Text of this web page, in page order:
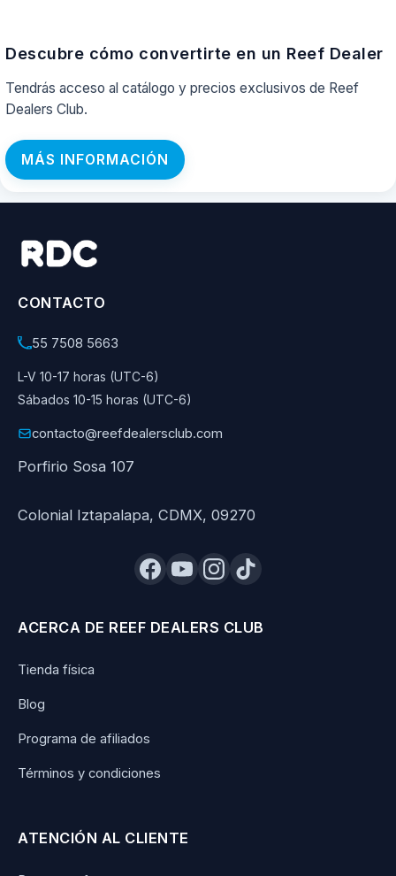
Descubre cómo convertirte en un Reef Dealer
Tendrás acceso al catálogo y precios exclusivos de Reef
Dealers Club.
MÁS INFORMACIÓN
CONTACTO
55 7508 5663
L-V 10-17 horas (UTC-6)
Sábados 10-15 horas (UTC-6)
contacto@reefdealersclub.com
Porfirio Sosa 107
Colonial Iztapalapa, CDMX, 09270
ACERCA DE REEF DEALERS CLUB
Tienda física
Blog
Programa de afiliados
Términos y condiciones
ATENCIÓN AL CLIENTE